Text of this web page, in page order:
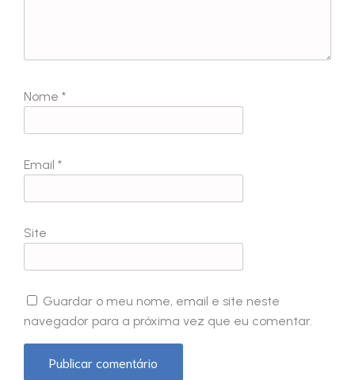
Nome *
Email *
Site
Guardar o meu nome, email e site neste
navegador para a próxima vez que eu comentar.